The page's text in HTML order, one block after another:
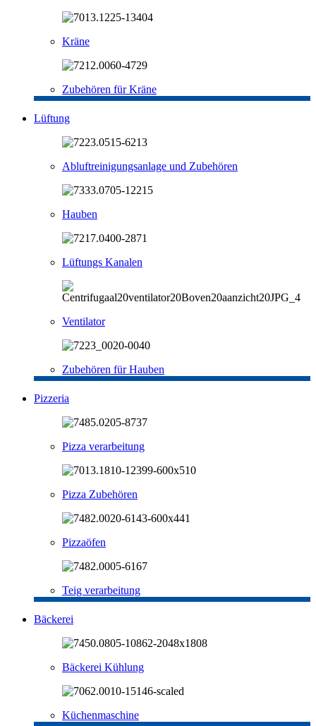
Kräne
Zubehören für Kräne
Lüftung
Abluftreinigungsanlage und Zubehören
Hauben
Lüftungs Kanalen
Ventilator
Zubehören für Hauben
Pizzeria
Pizza verarbeitung
Pizza Zubehören
Pizzaöfen
Teig verarbeitung
Bäckerei
Bäckerei Kühlung
Küchenmaschine